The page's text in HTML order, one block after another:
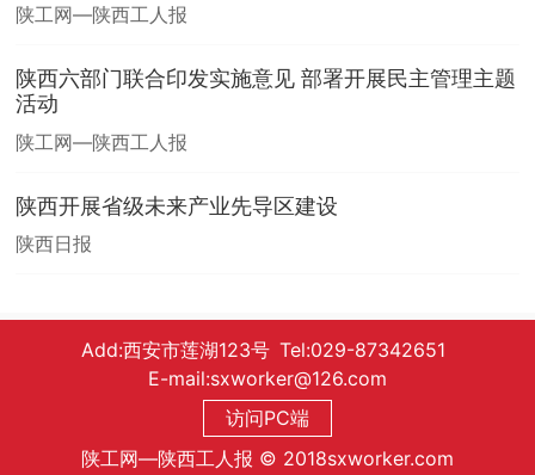
陕工网—陕西工人报
陕西六部门联合印发实施意见 部署开展民主管理主题
活动
陕工网—陕西工人报
陕西开展省级未来产业先导区建设
陕西日报
Add:西安市莲湖123号 Tel:029-87342651
E-mail:sxworker@126.com
访问PC端
陕工网—陕西工人报 © 2018sxworker.com